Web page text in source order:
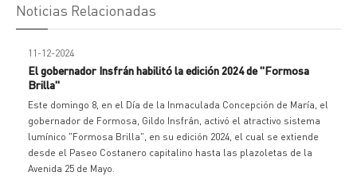
Noticias Relacionadas
11-12-2024
El gobernador Insfrán habilitó la edición 2024 de "Formosa
Brilla"
Este domingo 8, en el Día de la Inmaculada Concepción de María, el
gobernador de Formosa, Gildo Insfrán, activó el atractivo sistema
lumínico "Formosa Brilla", en su edición 2024, el cual se extiende
desde el Paseo Costanero capitalino hasta las plazoletas de la
Avenida 25 de Mayo.